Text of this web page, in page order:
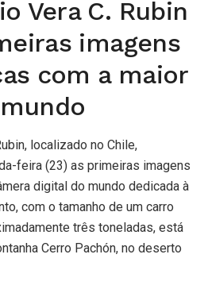
Vera C. Rubin
imagens
com a maior
localizado no Chile,
feira (23) as primeiras imagens
digital do mundo dedicada à
com o tamanho de um carro
três toneladas, está
Cerro Pachón, no deserto